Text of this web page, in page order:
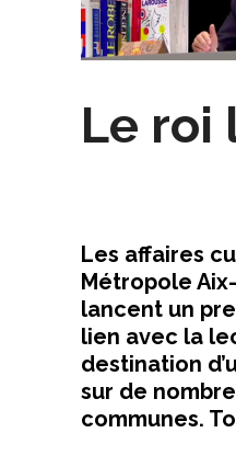
Le roi
Les affaires
Métropole
lancent un
lien avec la
destination
sur de
communes.